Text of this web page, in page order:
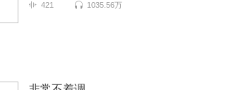
421 1035.56万